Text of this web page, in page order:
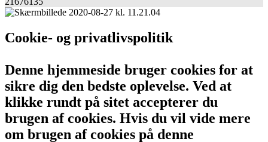
Cookie- og privatlivspolitik
Denne hjemmeside bruger cookies for at
sikre dig den bedste oplevelse. Ved at
klikke rundt på sitet accepterer du
brugen af cookies. Hvis du vil vide mere
om brugen af cookies på denne